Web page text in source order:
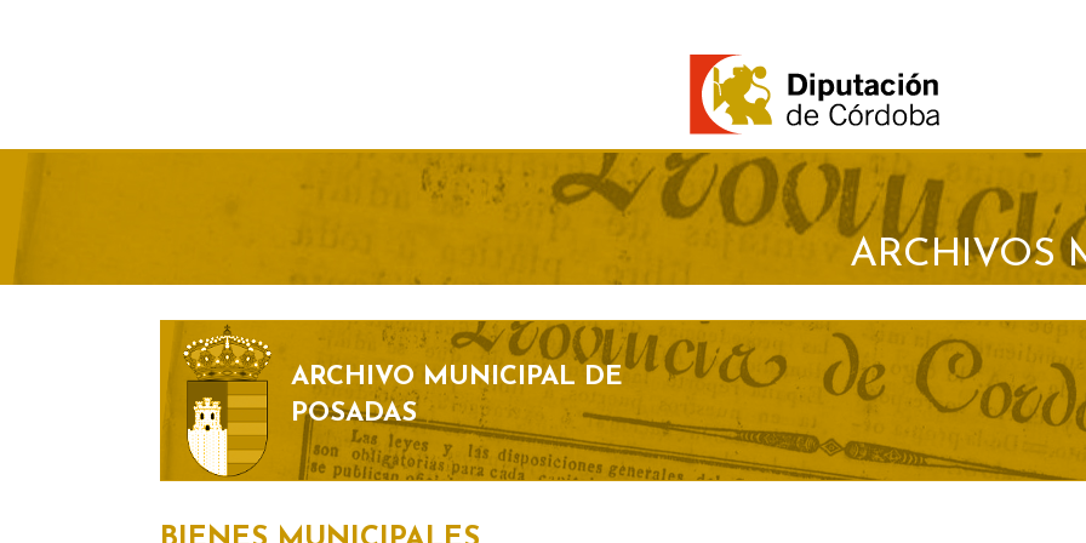
ARCHIVOS
ARCHIVO MUNICIPAL DE
POSADAS